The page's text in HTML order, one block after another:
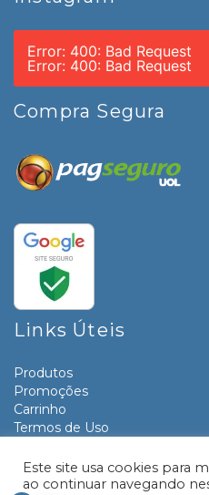
Error: 400: Bad Request
Error: 400: Bad Request
Compra Segura
Links Úteis
Produtos
Promoções
Carrinho
Termos de Uso
Contato
Este site usa cookies para
ao continuar navegando